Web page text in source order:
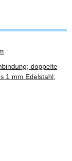
doppelte
1 mm Edelstahl;